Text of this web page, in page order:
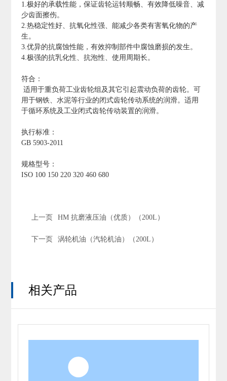
1.极好的承载性能，保证齿轮运转顺畅、有效降低噪音、减
少齿面擦伤。
2.热稳定性好、抗氧化性强、能减少各类有害氧化物的产
生。
3.优异的抗腐蚀性能，有效抑制部件中腐蚀磨损的发生。
4.极强的抗乳化性、抗泡性、使用周期长。
符合：
适用于重负荷工业齿轮组及其它引起震动负荷的齿轮。可
用于钢铁、水泥等行业的闭式齿轮传动系统的润滑。适用
于循环系统及工业闭式齿轮传动装置的润滑。
执行标准：
GB 5903-2011
规格型号：
ISO 100 150 220 320 460 680
上一页 HM 抗磨液压油（优质）（200L）
下一页 涡轮机油（汽轮机油）（200L）
相关产品